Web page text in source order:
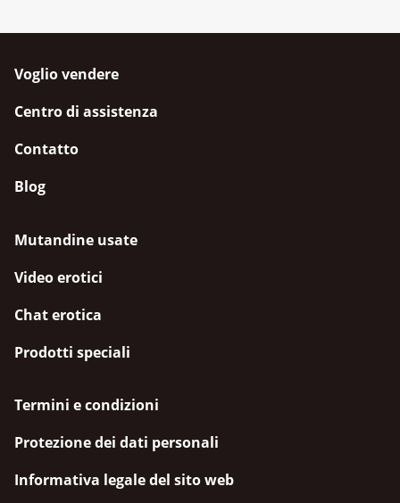
Voglio vendere
Centro di assistenza
Contatto
Blog
Mutandine usate
Video erotici
Chat erotica
Prodotti speciali
Termini e condizioni
Protezione dei dati personali
Informativa legale del sito web